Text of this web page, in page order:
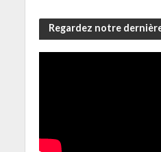
Regardez notre